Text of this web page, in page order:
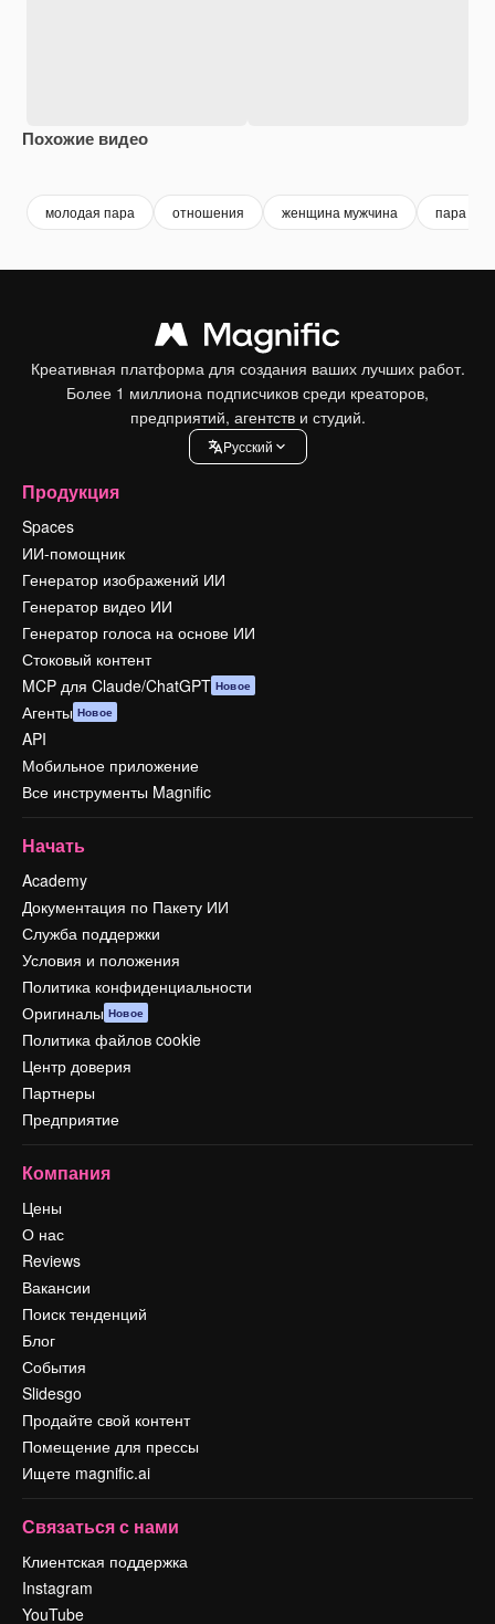
Похожие видео
молодая пара отношения женщина мужчина пара
Креативная платформа для создания ваших лучших работ.
Более 1 миллиона подписчиков среди креаторов,
предприятий, агентств и студий.
Pусский
Продукция
Spaces
ИИ-помощник
Генератор изображений ИИ
Генератор видео ИИ
Генератор голоса на основе ИИ
Стоковый контент
MCP для Claude/ChatGPT Новое
Агенты Новое
API
Мобильное приложение
Все инструменты Magnific
Начать
Academy
Документация по Пакету ИИ
Служба поддержки
Условия и положения
Политика конфиденциальности
Оригиналы Новое
Политика файлов cookie
Центр доверия
Партнеры
Предприятие
Компания
Цены
О нас
Reviews
Вакансии
Поиск тенденций
Блог
События
Slidesgo
Продайте свой контент
Помещение для прессы
Ищете magnific.ai
Связаться с нами
Клиентская поддержка
Instagram
YouTube